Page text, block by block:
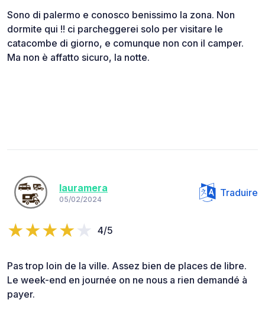
Sono di palermo e conosco benissimo la zona. Non
dormite qui !! ci parcheggerei solo per visitare le
catacombe di giorno, e comunque non con il camper.
Ma non è affatto sicuro, la notte.
lauramera
05/02/2024
Traduire
4/5
Pas trop loin de la ville. Assez bien de places de libre.
Le week-end en journée on ne nous a rien demandé à
payer.